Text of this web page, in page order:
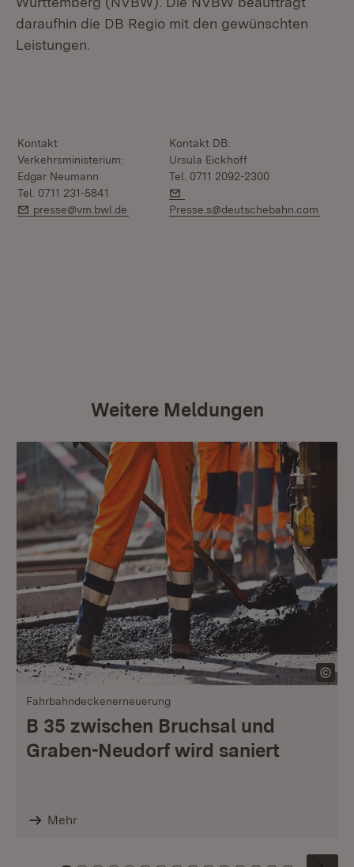
daraufhin die DB Regio mit den gewünschten
Leistungen.
Kontakt
Verkehrsministerium:
Edgar Neumann
Tel. 0711 231-5841
E-Mail:
presse@vm.bwl.de
Kontakt DB:
Ursula Eickhoff
Tel. 0711 2092-2300
Presse.s@deutschebahn.com
Weitere Meldungen
Fahrbahndeckenerneuerung
B 35 zwischen Bruchsal und
Graben-Neudorf wird saniert
Mehr